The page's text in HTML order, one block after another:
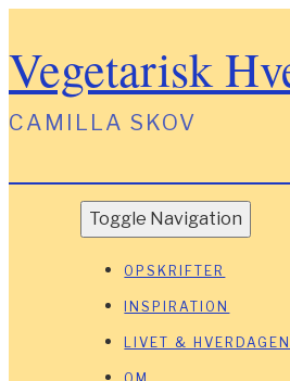
Vegetarisk
CAMILLA SKOV
Toggle Navigation
OPSKRIFTER
INSPIRATION
LIVET & HVERDAGEN